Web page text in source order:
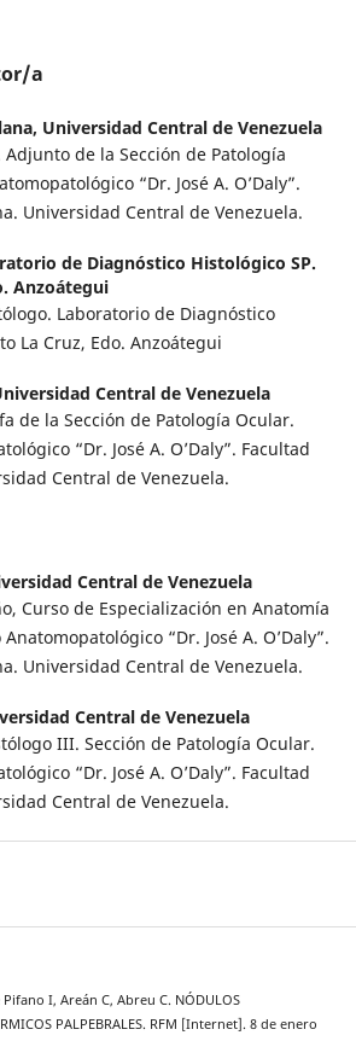
a
Universidad Central de Venezuela
de la Sección de Patología
“Dr. José A. O’Daly”.
Universidad Central de Venezuela.
de Diagnóstico Histológico SP.
Anzoátegui
Laboratorio de Diagnóstico
La Cruz, Edo. Anzoátegui
Central de Venezuela
de la Sección de Patología Ocular.
“Dr. José A. O’Daly”. Facultad
Central de Venezuela.
Central de Venezuela
Curso de Especialización en Anatomía
“Dr. José A. O’Daly”.
Universidad Central de Venezuela.
Central de Venezuela
III. Sección de Patología Ocular.
“Dr. José A. O’Daly”. Facultad
Central de Venezuela.
I, Areán C, Abreu C. NÓDULOS
PALPEBRALES. RFM [Internet]. 8 de enero